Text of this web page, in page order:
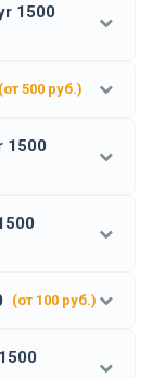
1500
(от 500 руб.)
1500
(от 100 руб.)